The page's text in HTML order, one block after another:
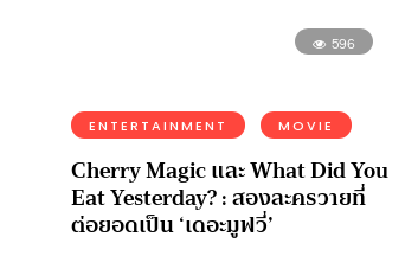
596
ENTERTAINMENT MOVIE
Cherry Magic และ What Did You
Eat Yesterday? : สองละครวายที่
ต่อยอดเป็น ‘เดอะมูฟวี่’